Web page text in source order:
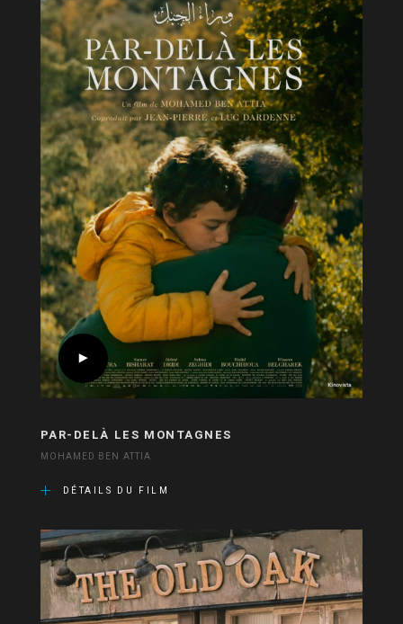
PAR-DELÀ LES MONTAGNES
MOHAMED BEN ATTIA
DÉTAILS DU FILM